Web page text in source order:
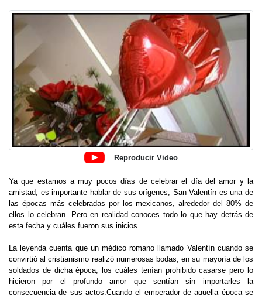
Reproducir Video
Ya que estamos a muy pocos días de celebrar el día del amor y la
amistad, es importante hablar de sus orígenes, San Valentín es una de
las épocas más celebradas por los mexicanos, alrededor del 80% de
ellos lo celebran. Pero en realidad conoces todo lo que hay detrás de
esta fecha y cuáles fueron sus inicios.
La leyenda cuenta que un médico romano llamado Valentín cuando se
convirtió al cristianismo realizó numerosas bodas, en su mayoría de los
soldados de dicha época, los cuáles tenían prohibido casarse pero lo
hicieron por el profundo amor que sentían sin importarles la
consecuencia de sus actos.Cuando el emperador de aquella época se